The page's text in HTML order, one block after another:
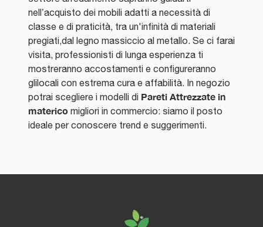
nell’acquisto dei mobili adatti a necessità di
classe e di praticità, tra un'infinità di materiali
pregiati,dal legno massiccio al metallo. Se ci farai
visita, professionisti di lunga esperienza ti
mostreranno accostamenti e configureranno
glilocali con estrema cura e affabilità. In negozio
potrai scegliere i modelli di Pareti Attrezzate in
materico migliori in commercio: siamo il posto
ideale per conoscere trend e suggerimenti.